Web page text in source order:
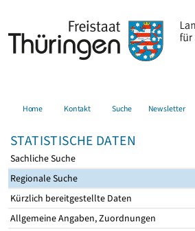
Home Kontakt Suche Newsletter
STATISTISCHE DATEN
Sachliche Suche
Regionale Suche
Kürzlich bereitgestellte Daten
Allgemeine Angaben, Zuordnungen